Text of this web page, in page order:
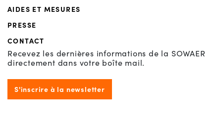
AIDES ET MESURES
PRESSE
CONTACT
Recevez les dernières informations de la SOWAER
directement dans votre boîte mail.
S'inscrire à la newsletter